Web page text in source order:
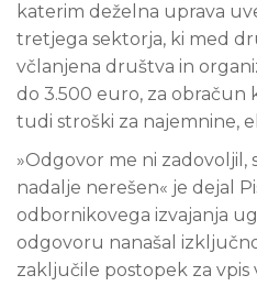
katerim deželna uprava
tretjega sektorja, ki med
včlanjena društva in
do 3.500 euro, za
tudi stroški za najemnine,
»Odgovor me ni zadovoljil,
nadalje nerešen« je dejal
odbornikovega izvajanja
odgovoru nanašal
zaključile postopek za